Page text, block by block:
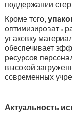
поддержании
Кроме того,
оптимизировать
упаковку
обеспечивает
ресурсов
высокой
современных
Актуальность